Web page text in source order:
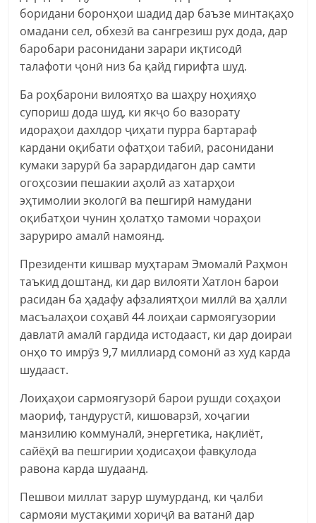
боридани боронҳои шадид дар баъзе минтақаҳо
омадани сел, обхезӣ ва сангрезиш рух дода, дар
баробари расонидани зарари иқтисодӣ
талафоти ҷонӣ низ ба қайд гирифта шуд.
Ба роҳбарони вилоятҳо ва шаҳру ноҳияҳо
супориш дода шуд, ки якҷо бо вазорату
идораҳои дахлдор ҷиҳати пурра бартараф
кардани оқибати офатҳои табиӣ, расонидани
кумаки зарурӣ ба зарардидагон дар самти
огоҳсозии пешакии аҳолӣ аз хатарҳои
эҳтимолии экологӣ ва пешгирӣ намудани
оқибатҳои чунин ҳолатҳо тамоми чораҳои
заруриро амалӣ намоянд.
Президенти кишвар муҳтарам Эмомалӣ Раҳмон
таъкид доштанд, ки дар вилояти Хатлон барои
расидан ба ҳадафу афзалиятҳои миллӣ ва ҳалли
масъалаҳои соҳавӣ 44 лоиҳаи сармоягузории
давлатӣ амалӣ гардида истодааст, ки дар доираи
онҳо то имрӯз 9,7 миллиард сомонӣ аз худ карда
шудааст.
Лоиҳаҳои сармоягузорӣ барои рушди соҳаҳои
маориф, тандурустӣ, кишоварзӣ, хоҷагии
манзилию коммуналӣ, энергетика, нақлиёт,
сайёҳӣ ва пешгирии ҳодисаҳои фавқулода
равона карда шудаанд.
Пешвои миллат зарур шумурданд, ки ҷалби
сармояи мустақими хориҷӣ ва ватанӣ дар